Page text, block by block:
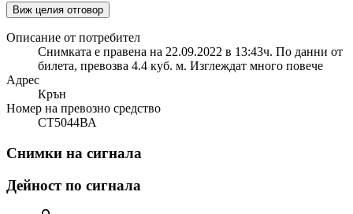
Виж целия отговор
Описание от потребител
Снимката е правена на 22.09.2022 в 13:43ч. По данни от
билета, превозва 4.4 куб. м. Изглеждат много повече
Адрес
Крън
Номер на превозно средство
СТ5044ВА
Снимки на сигнала
Дейност по сигнала